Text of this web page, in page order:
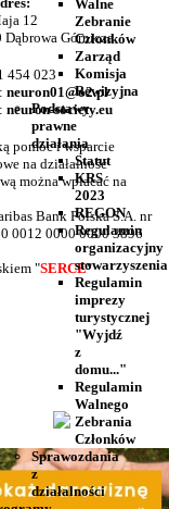
Walne
Zebranie
Członków
Zarząd
Komisja
Rewizyjna
Podstawy
prawne
działania
Statut
KRS
2023
REGON
Regulamin
organizacyjny
stowarzyszenia
Regulamin
imprezy
turystycznej
"Wyjdź
z
domu..."
Regulamin
Walnego
Zebrania
Członków
Sprawozdania
z
działalności
12
Dąbrowa Górnicza
454 023
neuron01@o2.pl
neuron-society.eu
pomoc i wsparcie
na działalność
można wpłacać na
Bank Polska S.A. nr
0012 0000 0000 3896
"SERCE"